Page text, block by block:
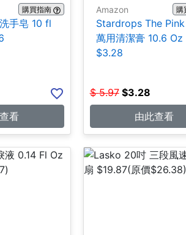
購買指南
手皂 10 fl
看
Amazon 購
Stardrops The
萬用清潔膏 10.6 Oz
$3.28
$ 5.97 $3.28
由此查看